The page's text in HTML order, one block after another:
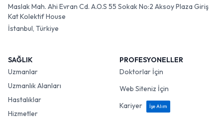
Maslak Mah. Ahi Evran Cd. A.O.S 55 Sokak No:2 Aksoy Plaza Giriş
Kat Kolektif House
İstanbul, Türkiye
SAĞLIK
Uzmanlar
Uzmanlık Alanları
Hastalıklar
Hizmetler
PROFESYONELLER
Doktorlar İçin
Web Siteniz İçin
Kariyer
İşe Alım